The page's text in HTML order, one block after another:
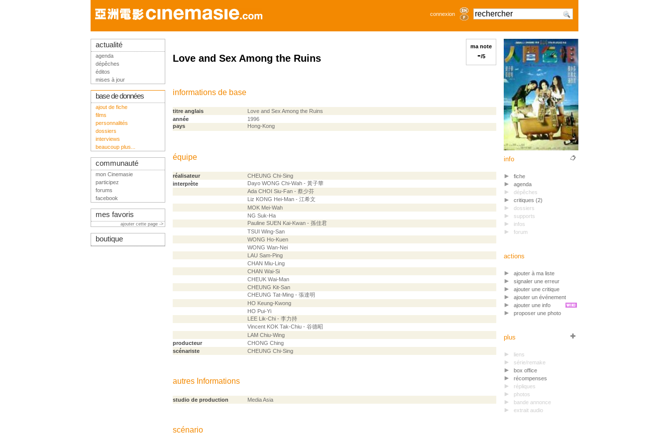
connexion
ma note
-/5
Love and Sex Among the Ruins
informations de base
titre anglais
Love and Sex Among the Ruins
année
1996
pays
Hong-Kong
équipe
réalisateur
CHEUNG Chi-Sing
interprète
Dayo WONG Chi-Wah - 黃子華
Ada CHOI Siu-Fan - 蔡少芬
Liz KONG Hei-Man - 江希文
MOK Mei-Wah
NG Suk-Ha
Pauline SUEN Kai-Kwan - 孫佳君
TSUI Wing-San
WONG Ho-Kuen
WONG Wan-Nei
LAU Sam-Ping
CHAN Miu-Ling
CHAN Wai-Si
CHEUK Wai-Man
CHEUNG Kit-San
CHEUNG Tat-Ming - 張達明
HO Keung-Kwong
HO Pui-Yi
LEE Lik-Chi - 李力持
Vincent KOK Tak-Chiu - 谷德昭
LAM Chiu-Wing
producteur
CHONG Ching
scénariste
CHEUNG Chi-Sing
autres Informations
studio de production Media Asia
scénario
info
fiche
agenda
dépêches
critiques (2)
dossiers
supports
infos
forum
actions
ajouter à ma liste
signaler une erreur
ajouter une critique
ajouter un événement
ajouter une info
proposer une photo
plus
liens
série/remake
box office
récompenses
répliques
photos
bande annonce
extrait audio
actualité
agenda
dépêches
éditos
mises à jour
base de données
ajout de fiche
films
personnalités
dossiers
interviews
beaucoup plus...
communauté
mon Cinemasie
participez
forums
facebook
mes favoris
ajouter cette page ->
boutique